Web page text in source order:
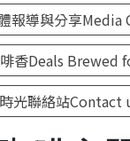
報導與分享Media
香Deals Brewed
光聯絡站Contact